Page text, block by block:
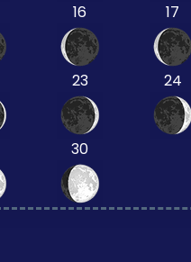
16 17
23 24
30